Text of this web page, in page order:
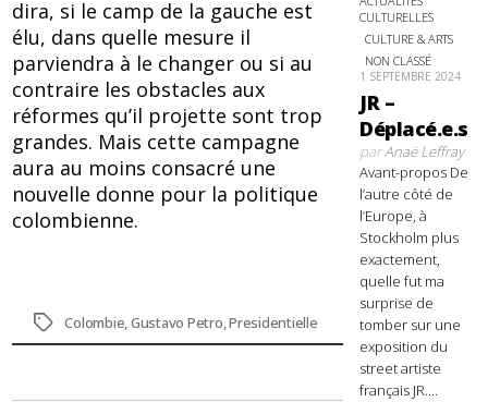
dira, si le camp de la gauche est
élu, dans quelle mesure il
parviendra à le changer ou si au
contraire les obstacles aux
réformes qu’il projette sont trop
grandes. Mais cette campagne
aura au moins consacré une
nouvelle donne pour la politique
colombienne.
Étiquettes
Colombie,Gustavo Petro,Presidentielle
CULTURELLES
CULTURE & ARTS
NON CLASSÉ
1 SEPTEMBRE 2024
JR –
Déplacé.e.s
parAnaë Leffray
Avant-propos De
l’autre côté de
l’Europe, à
Stockholm plus
exactement,
quelle fut ma
surprise de
tomber sur une
exposition du
street artiste
français JR....